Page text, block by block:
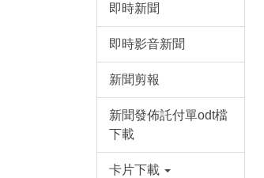
即時新聞
即時影音新聞
新聞剪報
新聞發佈託付單odt檔
下載
卡片下載